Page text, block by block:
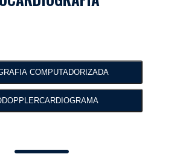
COMPUTADORIZADA